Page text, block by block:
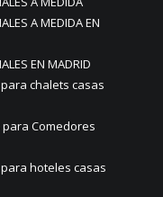
A MEDIDA EN
EN MADRID
chalets casas
Comedores
hoteles casas